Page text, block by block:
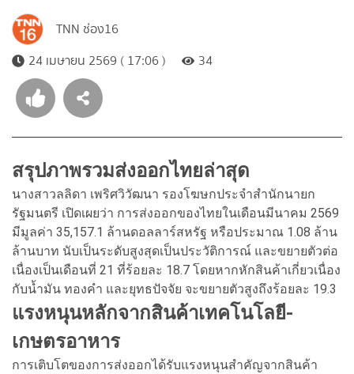
TNN ช่อง16
24 เมษายน 2569 ( 17:06 )
34
สรุปภาพรวมส่งออกไทยล่าสุด
นางสาวลลิดา เพริศวิวัฒนา รองโฆษกประจำสำนักนายก
รัฐมนตรี เปิดเผยว่า การส่งออกของไทยในเดือนมีนาคม 2569
มีมูลค่า 35,157.1 ล้านดอลลาร์สหรัฐ หรือประมาณ 1.08 ล้าน
ล้านบาท นับเป็นระดับสูงสุดเป็นประวัติการณ์ และขยายตัวต่อ
เนื่องเป็นเดือนที่ 21 ที่ร้อยละ 18.7 โดยหากหักสินค้าเกี่ยวเนื่อง
กับน้ำมัน ทองคำ และยุทธปัจจัย จะขยายตัวสูงถึงร้อยละ 19.3
แรงหนุนหลักจากสินค้าเทคโนโลยี-
เกษตรอาหาร
การเติบโตของการส่งออกได้รับแรงหนุนสำคัญจากสินค้า